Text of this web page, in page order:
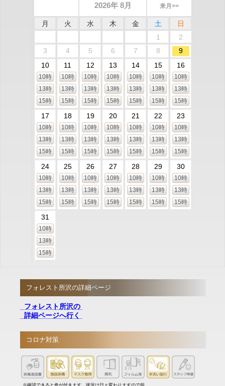
2026年 8月 来月>>
月 火 水 木 金 土
日
1
2
3
4 5 6 7 8
9
10
10時
13時
15時
11
10時
13時
15時
12
10時
13時
15時
13
10時
13時
15時
14
10時
13時
15時
15
10時
13時
15時
16
10時
13時
15時
17
10時
13時
15時
18
10時
13時
15時
19
10時
13時
15時
20
10時
13時
15時
21
10時
13時
15時
22
10時
13時
15時
23
10時
13時
15時
24
10時
13時
15時
25
10時
13時
15時
26
10時
13時
15時
27
10時
13時
15時
28
10時
13時
15時
29
10時
13時
15時
30
10時
13時
15時
31
10時
13時
15時
フォレスト所沢の詳細ページ
フォレスト所沢の
詳細ページへ行く
コロナ対策